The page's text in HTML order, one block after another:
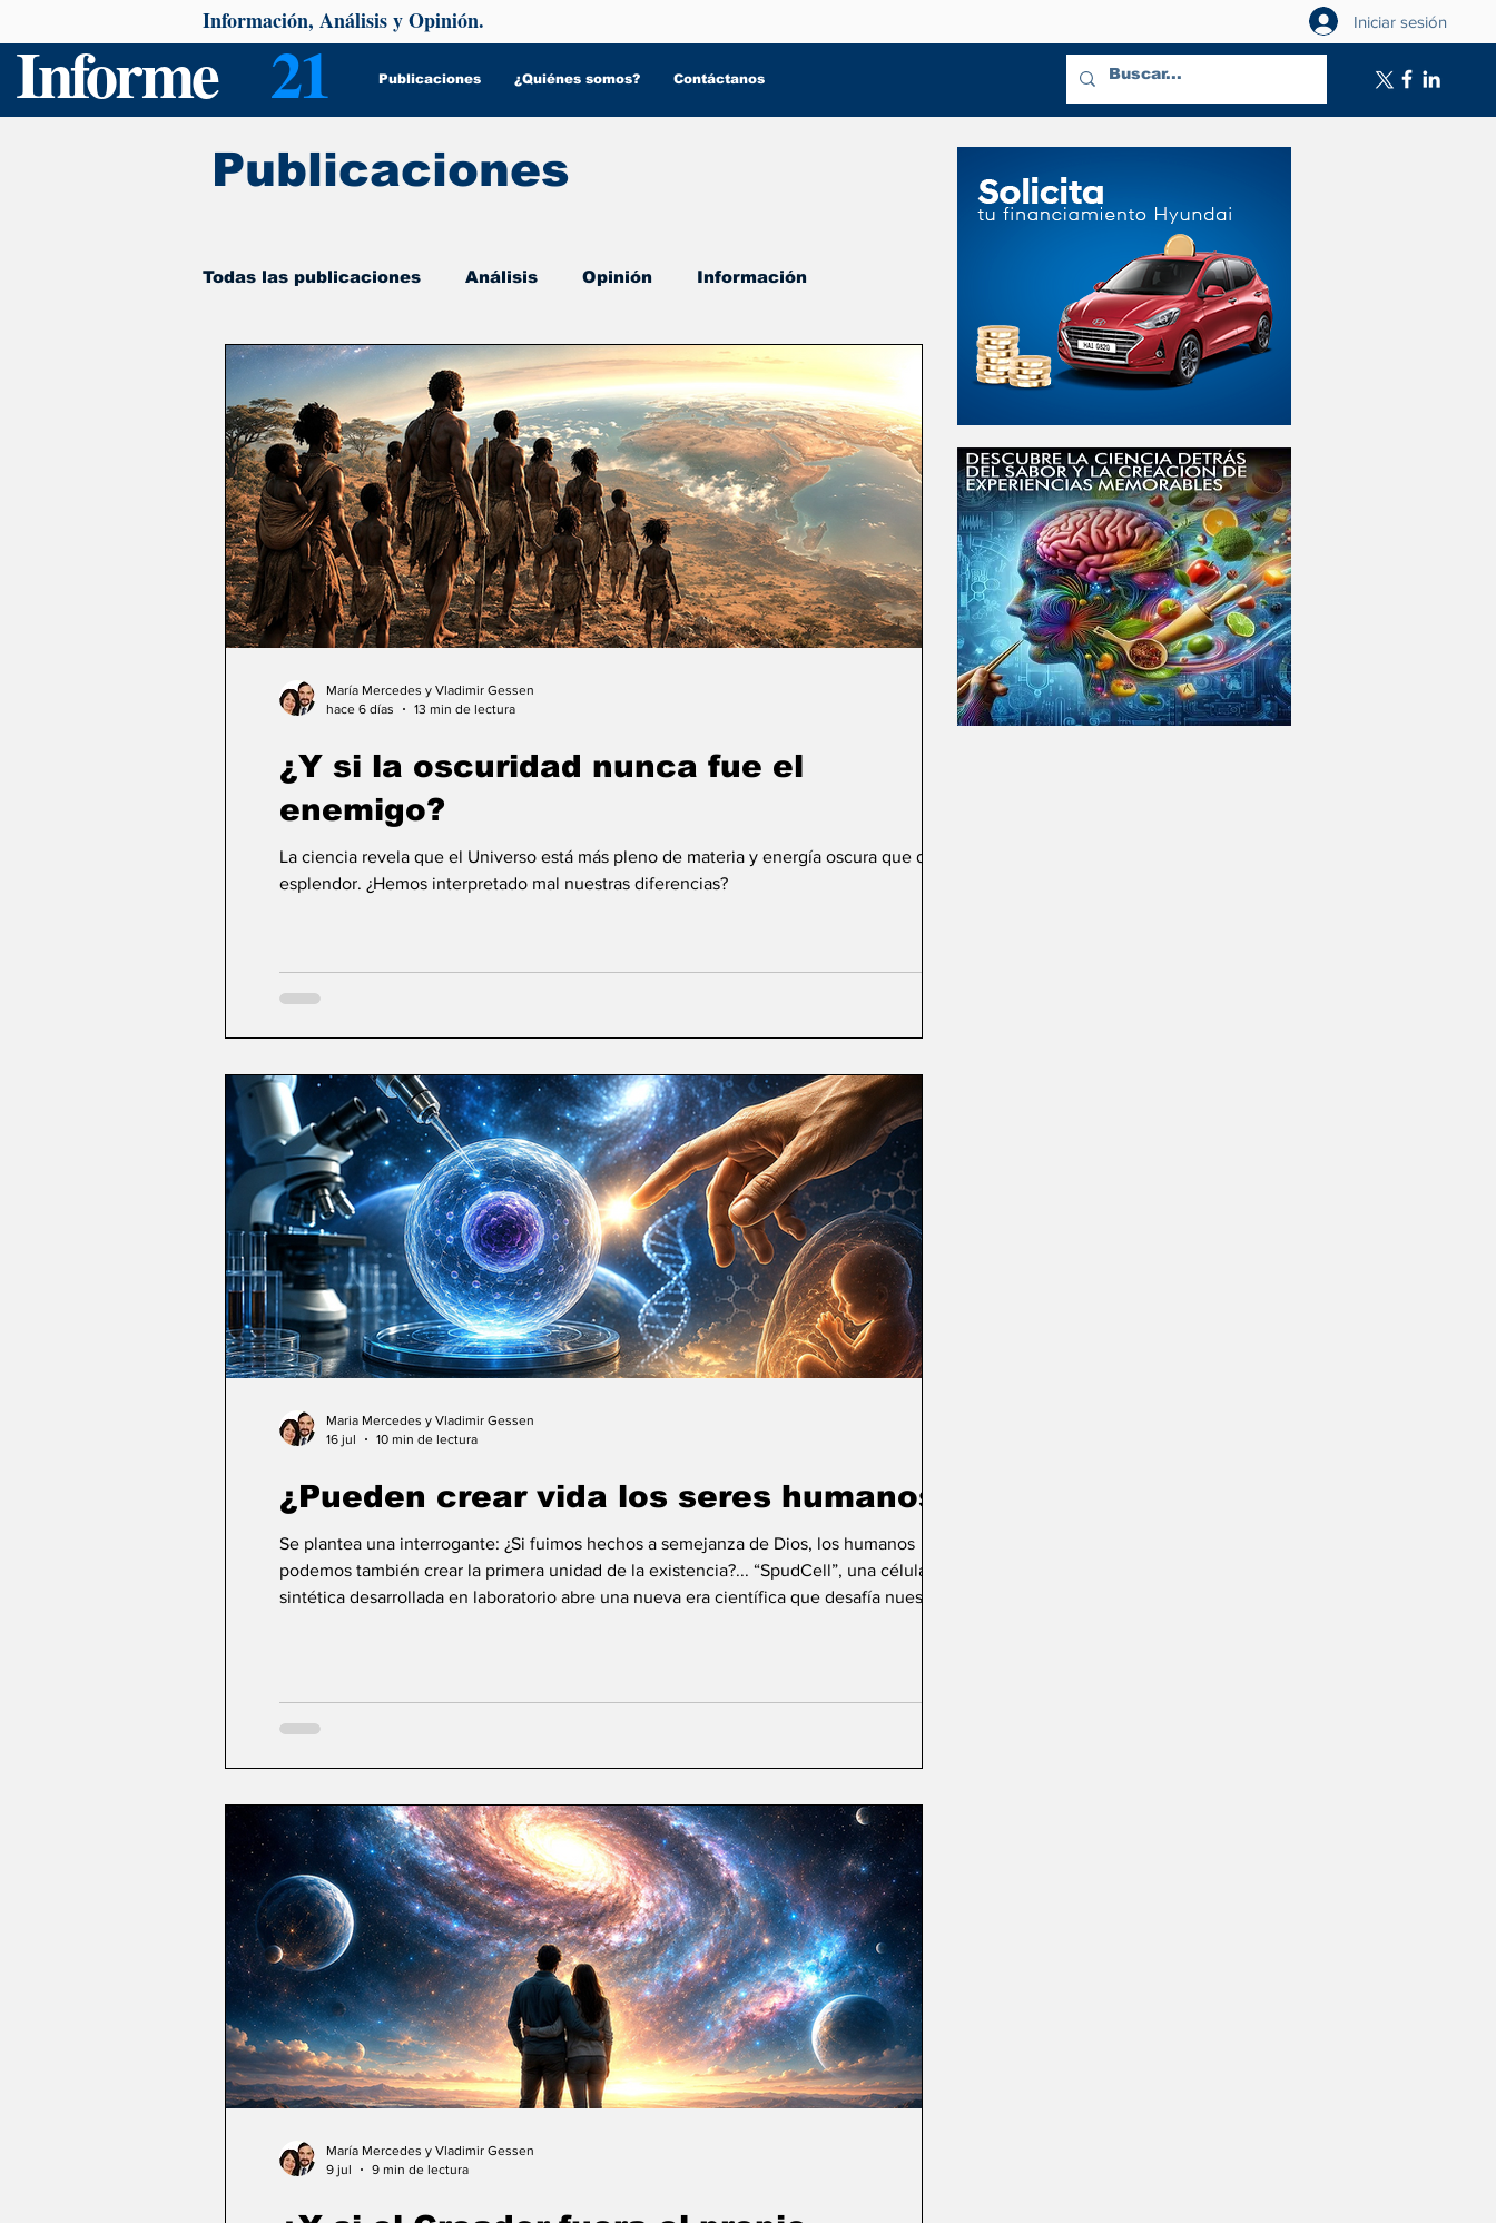
Informe 21 Publicaciones ¿Quiénes somos? Contáctanos
Información, Análisis y Opinión. Iniciar sesión
Todas las publicaciones Análisis Opinión Información
De interés Psicología y Salud
¿Y si la oscuridad nunca fue el
enemigo?
La ciencia revela que el Universo está más pleno de materia y energía oscura que de
esplendor. ¿Hemos interpretado mal nuestras diferencias?
María Mercedes y Vladimir Gessen
hace 6 días
13 min de lectura
¿Pueden crear vida los seres humanos?
Se plantea una interrogante: ¿Si fuimos hechos a semejanza de Dios, los humanos
podemos también crear la primera unidad de la existencia?... “SpudCell”, una célula
sintética desarrollada en laboratorio abre una nueva era científica que desafía nuestras
Maria Mercedes y Vladimir Gessen
16 jul
10 min de lectura
María Mercedes y Vladimir Gessen
9 jul
9 min de lectura
Publicaciones